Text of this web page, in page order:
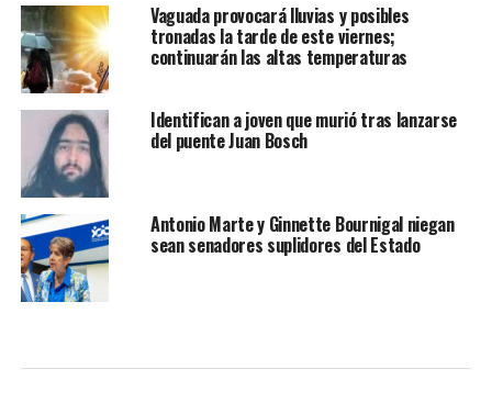
Vaguada provocará lluvias y posibles
tronadas la tarde de este viernes;
continuarán las altas temperaturas
Identifican a joven que murió tras lanzarse
del puente Juan Bosch
Antonio Marte y Ginnette Bournigal niegan
sean senadores suplidores del Estado